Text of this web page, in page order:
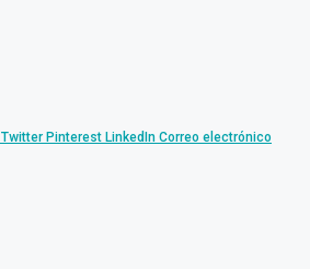
Twitter Pinterest LinkedIn Correo electrónico